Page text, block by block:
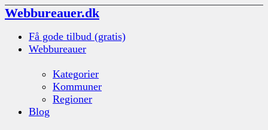
Webbureauer.dk
Få gode tilbud (gratis)
Webbureauer
Kategorier
Kommuner
Regioner
Blog